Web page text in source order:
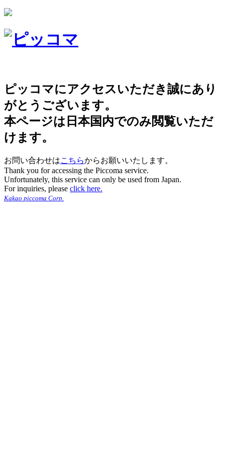
ピッコマにアクセスいただき誠にあり
がとうございます。
本ページは日本国内でのみ閲覧いただ
けます。
お問い合わせはこちらからお願いいたします。
Thank you for accessing the Piccoma service.
Unfortunately, this service can only be used from Japan.
For inquiries, please click here.
Kakao piccoma Corp.